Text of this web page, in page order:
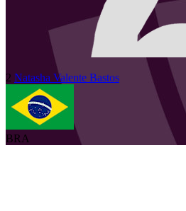
2 Natasha Valente Bastos
BRA